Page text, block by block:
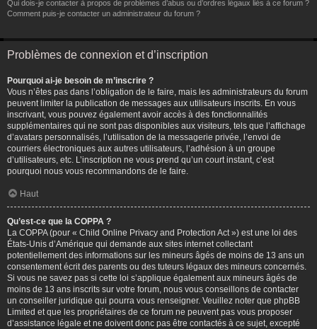
Qui dois-je contacter à propos de problèmes d’abus ou d’ordres légaux liés à ce forum ?
Comment puis-je contacter un administrateur du forum ?
Problèmes de connexion et d’inscription
Pourquoi ai-je besoin de m’inscrire ?
Vous n’êtes pas dans l’obligation de le faire, mais les administrateurs du forum
peuvent limiter la publication de messages aux utilisateurs inscrits. En vous
inscrivant, vous pouvez également avoir accès à des fonctionnalités
supplémentaires qui ne sont pas disponibles aux visiteurs, tels que l’affichage
d’avatars personnalisés, l’utilisation de la messagerie privée, l’envoi de
courriers électroniques aux autres utilisateurs, l’adhésion à un groupe
d’utilisateurs, etc. L’inscription ne vous prend qu’un court instant, c’est
pourquoi nous vous recommandons de le faire.
Haut
Qu’est-ce que la COPPA ?
La COPPA (pour « Child Online Privacy and Protection Act ») est une loi des
États-Unis d’Amérique qui demande aux sites internet collectant
potentiellement des informations sur les mineurs âgés de moins de 13 ans un
consentement écrit des parents ou des tuteurs légaux des mineurs concernés.
Si vous ne savez pas si cette loi s’applique également aux mineurs âgés de
moins de 13 ans inscrits sur votre forum, nous vous conseillons de contacter
un conseiller juridique qui pourra vous renseigner. Veuillez noter que phpBB
Limited et que les propriétaires de ce forum ne peuvent pas vous proposer
d’assistance légale et ne doivent donc pas être contactés à ce sujet, excepté